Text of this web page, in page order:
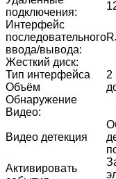
подключения:
Интерфейс
последовательного
ввода/вывода:
Жесткий диск:
Тип интерфейса
2
Объём
Обнаружение
Видео:
Видео детекция
Активировать